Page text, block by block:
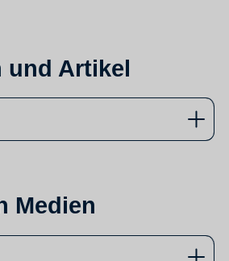
und Artikel
Medien